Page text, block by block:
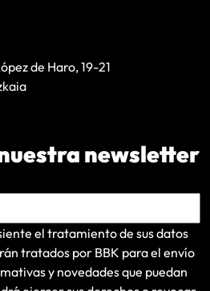
de Haro, 19-21
newsletter
el tratamiento de sus datos
tratados por BBK para el envío
y novedades que puedan